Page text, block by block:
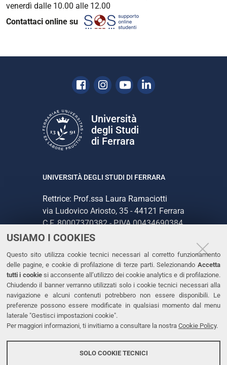
USIAMO I COOKIES
Questo sito utilizza cookie tecnici necessari al corretto funzionamento
delle pagine, e cookie di profilazione di terze parti. Selezionando Accetta
tutti i cookiesi acconsente all’utilizzo dei cookie analytics e di profilazione.
Chiudendo il banner verranno utilizzati solo i cookie tecnici necessari alla
navigazione e alcuni contenuti potrebbero non essere disponibili. Le
preferenze possono essere modificate in qualsiasi momento dal menu
laterale "Gestisci impostazioni cookie".
Per maggiori informazioni, ti invitiamo a consultare la nostra Cookie Policy.
SOLO COOKIE TECNICI
venerdì dalle 10.00 alle 12.00
Contattaci online su
Facebook
Instagram
YoutubeLinkedin
Università
degli Studi
di Ferrara
UNIVERSITÀ DEGLI STUDI DI FERRARA
Rettrice: Prof.ssa Laura Ramaciotti
via Ludovico Ariosto, 35 - 44121 Ferrara
C.F. 80007370382 - P.IVA 00434690384
CONTATTI
Tel. +39 0532 293111
Fax. +39 0532 293031
PEC
LINKS
Accessibilità